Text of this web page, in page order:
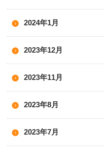
2024年1月
2023年12月
2023年11月
2023年8月
2023年7月